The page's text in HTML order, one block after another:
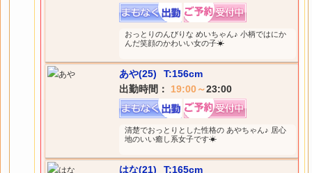
おっとりのんびりな めいちゃん♪ 小柄ではにか
んだ笑顔のかわいい女の子☀
あや(25)
T:156cm
出勤時間： 19:00～23:00
清楚でおっとりとした性格の あやちゃん♪ 居心
地のいい癒し系女子です☀
はな(21) T:165cm